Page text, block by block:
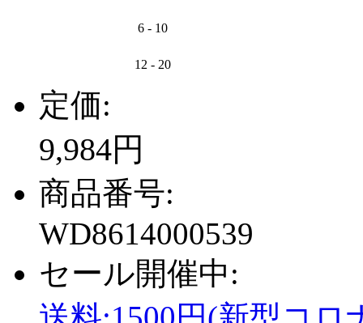
6 - 10
12 - 20
定価:
9,984円
商品番号:
WD8614000539
セール開催中: